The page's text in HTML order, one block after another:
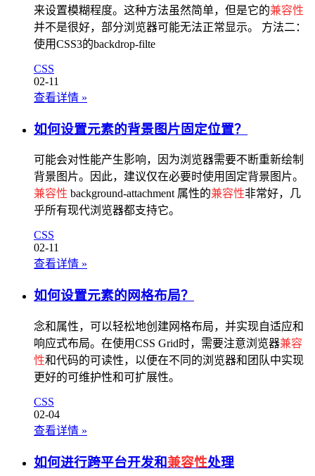
来设置模糊程度。这种方法虽然简单，但是它的兼容性
并不是很好，部分浏览器可能无法正常显示。 方法二：
使用CSS3的backdrop-filte
CSS
02-11
查看详情 »
如何设置元素的背景图片固定位置？
可能会对性能产生影响，因为浏览器需要不断重新绘制
背景图片。因此，建议仅在必要时使用固定背景图片。
兼容性 background-attachment 属性的兼容性非常好，几
乎所有现代浏览器都支持它。
CSS
02-11
查看详情 »
如何设置元素的网格布局？
念和属性，可以轻松地创建网格布局，并实现自适应和
响应式布局。在使用CSS Grid时，需要注意浏览器兼容
性和代码的可读性，以便在不同的浏览器和团队中实现
更好的可维护性和可扩展性。
CSS
02-04
查看详情 »
如何进行跨平台开发和兼容性处理